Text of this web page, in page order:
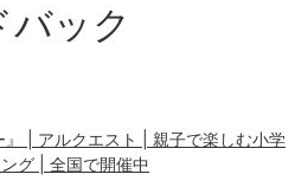
バック
』 | アルクエスト | 親子で楽しむ小学
グ | 全国で開催中